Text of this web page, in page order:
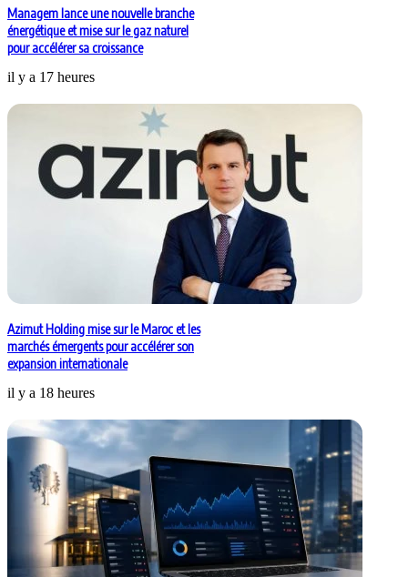
Managem lance une nouvelle branche
énergétique et mise sur le gaz naturel
pour accélérer sa croissance
il y a 17 heures
Azimut Holding mise sur le Maroc et les
marchés émergents pour accélérer son
expansion internationale
il y a 18 heures